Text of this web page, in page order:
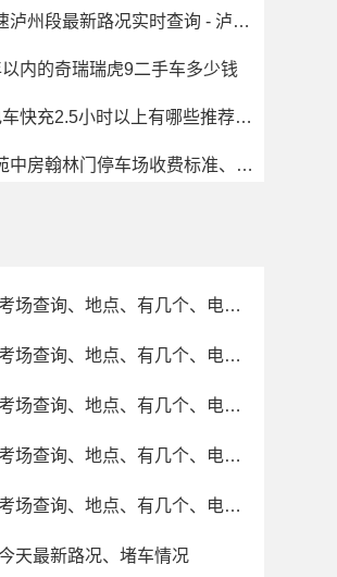
筑蓉高速泸州段最新路况实时查询 - 泸州筑蓉高速最新消息 - 车流量大吗
内的奇瑞瑞虎9二手车多少钱
4座纯电车快充2.5小时以上有哪些推荐？买哪款好？价格多少？
东顺雅苑中房翰林门停车场收费标准、免费时长、日租月租信息
彰武县驾考考场查询、地点、有几个、电话、上班时间
永善县驾考考场查询、地点、有几个、电话、上班时间
章丘区驾考考场查询、地点、有几个、电话、上班时间
奎屯市驾考考场查询、地点、有几个、电话、上班时间
化德县驾考考场查询、地点、有几个、电话、上班时间
天最新路况、堵车情况